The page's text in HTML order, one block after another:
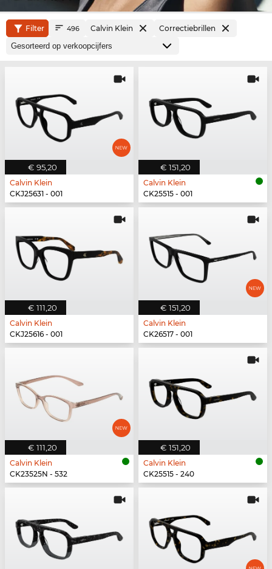
Filter 496 Calvin Klein Correctiebrillen
€ 95,20
Calvin Klein
CKJ25631 - 001
€ 151,20
Calvin Klein
CK25515 - 001
€ 111,20
Calvin Klein
CKJ25616 - 001
€ 151,20
Calvin Klein
CK26517 - 001
€ 111,20
Calvin Klein
CK23525N - 532
€ 151,20
Calvin Klein
CK25515 - 240